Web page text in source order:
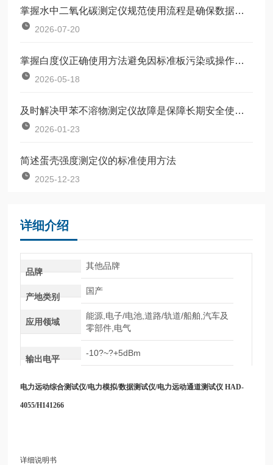
掌握水中二氧化碳测定仪规范使用流程是确保数据准确可靠的前提
2026-07-20
掌握白度仪正确使用方法避免因标准板污染或操作不规范引入误差
2026-05-18
及时解决甲苯不溶物测定仪故障是保障长期安全使用的关键
2026-01-23
简述蛋壳强度测定仪的标准使用方法
2025-12-23
详细介绍
品牌
其他品牌
产地类别
国产
应用领域
能源,电子/电池,道路/轨道/船舶,汽车及
零部件,电气
输出电平
-10?~?+5dBm
电力远动综合测试仪/电力模拟/数据测试仪/电力远动通道测试仪 HAD-
4055/H141266
详细说明书